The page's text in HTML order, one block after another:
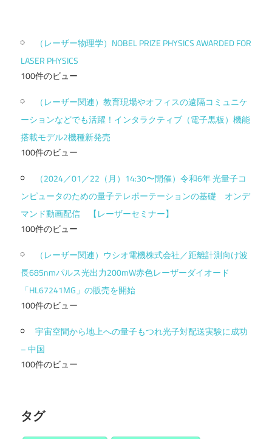
（レーザー物理学）NOBEL PRIZE PHYSICS AWARDED FOR
LASER PHYSICS
100件のビュー
（レーザー関連）教育現場やオフィスの遠隔コミュニケ
ーションなどでも活躍！インタラクティブ（電子黒板）機能
搭載モデル2機種新発売
100件のビュー
（2024／01／22（月）14:30〜開催）令和6年 光量子コ
ンピュータのための量子テレポーテーションの基礎 オンデ
マンド動画配信 【レーザーセミナー】
100件のビュー
（レーザー関連）ウシオ電機株式会社／距離計測向け波
長685nmパルス光出力200mW赤色レーザーダイオード
「HL67241MG」の販売を開始
100件のビュー
宇宙空間から地上への量子もつれ光子対配送実験に成功
– 中国
100件のビュー
タグ